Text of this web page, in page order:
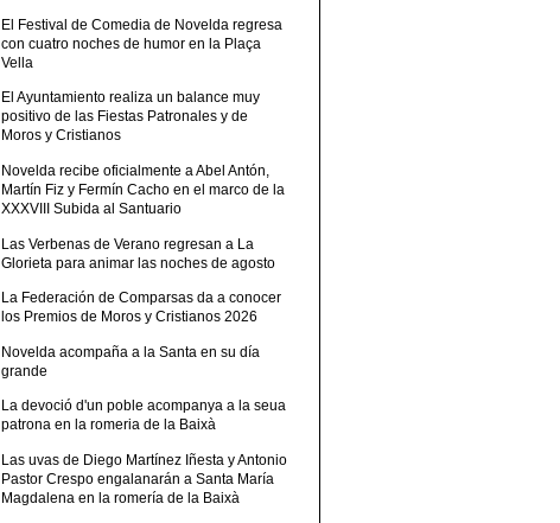
El Festival de Comedia de Novelda regresa
con cuatro noches de humor en la Plaça
Vella
El Ayuntamiento realiza un balance muy
positivo de las Fiestas Patronales y de
Moros y Cristianos
Novelda recibe oficialmente a Abel Antón,
Martín Fiz y Fermín Cacho en el marco de la
XXXVIII Subida al Santuario
Las Verbenas de Verano regresan a La
Glorieta para animar las noches de agosto
La Federación de Comparsas da a conocer
los Premios de Moros y Cristianos 2026
Novelda acompaña a la Santa en su día
grande
La devoció d'un poble acompanya a la seua
patrona en la romeria de la Baixà
Las uvas de Diego Martínez Iñesta y Antonio
Pastor Crespo engalanarán a Santa María
Magdalena en la romería de la Baixà